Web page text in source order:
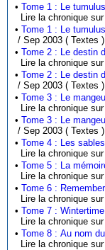
•Tome 1 : Le tumulus
Lire la chronique sur
•Tome 1 : Le
/ Sep 2003 ( Textes )
•Tome 2 : Le destin
Lire la chronique sur
•Tome 2 : Le destin
/ Sep 2003 ( Textes )
•Tome 3 : Le
Lire la chronique sur
•Tome 3 : Le
/ Sep 2003 ( Textes )
•Tome 4 : Les
Lire la chronique sur
•Tome 5 : La
Lire la chronique sur
•Tome 6 : Remember
Lire la chronique sur
•Tome 7 : Wintertime
Lire la chronique sur
•Tome 8 : Au nom
Lire la chronique sur